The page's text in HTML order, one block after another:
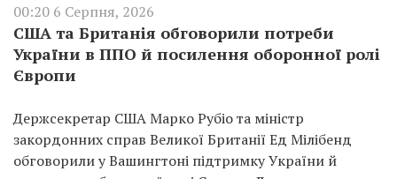
00:20 6 Серпня, 2026
США та Британія обговорили потреби
України в ППО й посилення оборонної ролі
Європи
Держсекретар США Марко Рубіо та міністр
закордонних справ Великої Британії Ед Мілібенд
обговорили у Вашингтоні підтримку України й